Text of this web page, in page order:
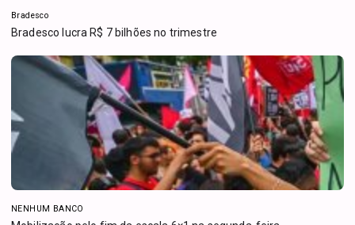
Bradesco
Bradesco lucra R$ 7 bilhões no trimestre
NENHUM BANCO